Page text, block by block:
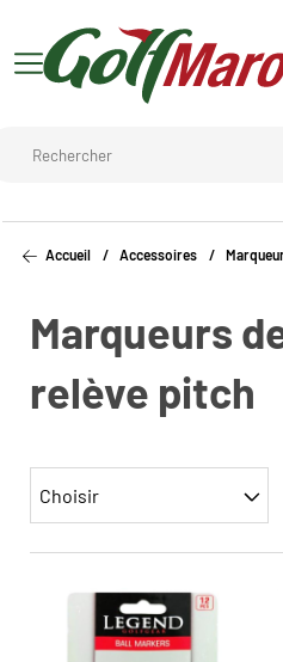
Accueil Accessoires
Marqueurs
relève pitch
Choisir